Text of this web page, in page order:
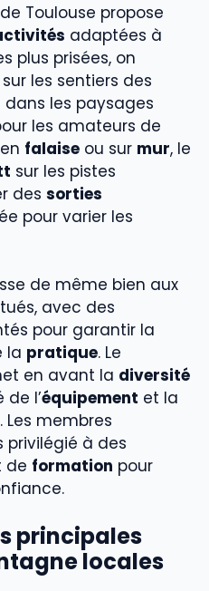
de Toulouse propose
adaptées à
plus prisées, on
sur les sentiers des
dans les paysages
les amateurs de
en falaise ou sur mur, le
sur les pistes
des sorties
pour varier les
de même bien aux
avec des
pour garantir la
la pratique. Le
en avant la diversité
l’équipement et la
. Les membres
privilégié à des
de formation pour
principales
locales